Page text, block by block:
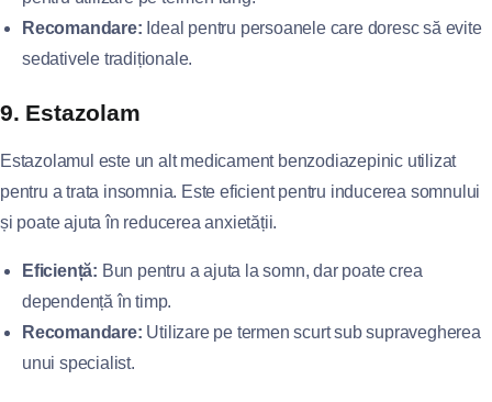
Recomandare: Ideal pentru persoanele care doresc să evite
sedativele tradiționale.
9. Estazolam
Estazolamul este un alt medicament benzodiazepinic utilizat
pentru a trata insomnia. Este eficient pentru inducerea somnului
și poate ajuta în reducerea anxietății.
Eficiență: Bun pentru a ajuta la somn, dar poate crea
dependență în timp.
Recomandare: Utilizare pe termen scurt sub supravegherea
unui specialist.